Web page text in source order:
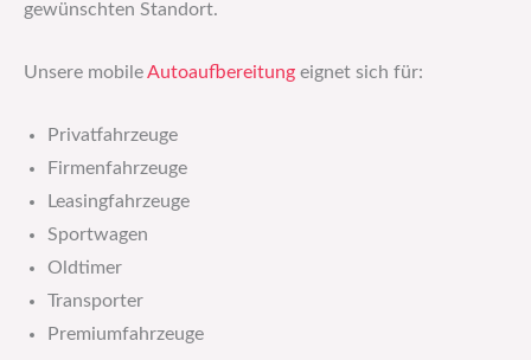
gewünschten Standort.
Unsere mobile Autoaufbereitung eignet sich für:
Privatfahrzeuge
Firmenfahrzeuge
Leasingfahrzeuge
Sportwagen
Oldtimer
Transporter
Premiumfahrzeuge